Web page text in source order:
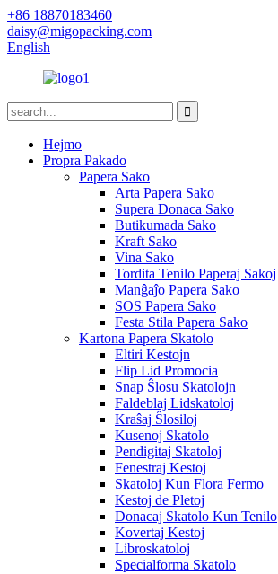
+86 18870183460
daisy@migopacking.com
English
Hejmo
Propra Pakado
Papera Sako
Arta Papera Sako
Supera Donaca Sako
Butikumada Sako
Kraft Sako
Vina Sako
Tordita Tenilo Paperaj Sakoj
Manĝaĵo Papera Sako
SOS Papera Sako
Festa Stila Papera Sako
Kartona Papera Skatolo
Eltiri Kestojn
Flip Lid Promocia
Snap Ŝlosu Skatolojn
Faldeblaj Lidskatoloj
Kraŝaj Ŝlosiloj
Kusenoj Skatolo
Pendigitaj Skatoloj
Fenestraj Kestoj
Skatoloj Kun Flora Fermo
Kestoj de Pletoj
Donacaj Skatolo Kun Tenilo
Kovertaj Kestoj
Libroskatoloj
Specialforma Skatolo